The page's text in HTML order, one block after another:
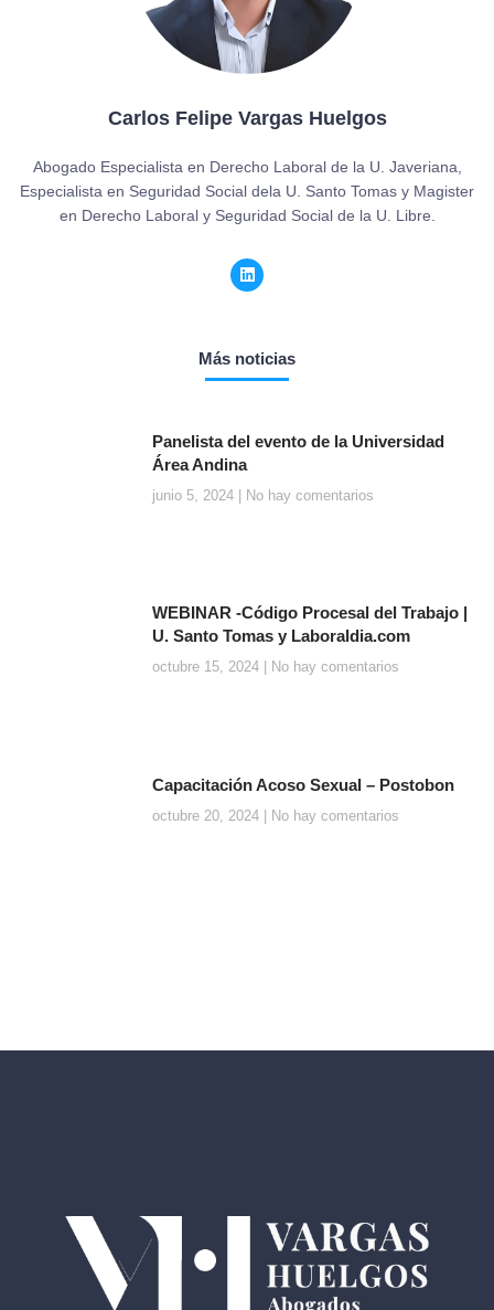
Carlos Felipe Vargas Huelgos
Abogado Especialista en Derecho Laboral de la U. Javeriana,
Especialista en Seguridad Social dela U. Santo Tomas y Magister
en Derecho Laboral y Seguridad Social de la U. Libre.
Más noticias
Panelista del evento de la Universidad
Área Andina
junio 5, 2024 No hay comentarios
WEBINAR -Código Procesal del Trabajo |
U. Santo Tomas y Laboraldia.com
octubre 15, 2024 No hay comentarios
Capacitación Acoso Sexual – Postobon
octubre 20, 2024 No hay comentarios